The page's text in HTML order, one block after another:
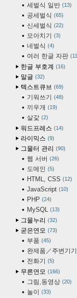
세벌식 일반 13
공세벌식 65
신세벌식 22
모아치기 3
네벌식 4
여러 한글 자판 11
한글 부호계 16
말글 32
텍스트큐브 69
기워쓰기 48
끼우개 19
살갗 2
워드프레스 14
라이믹스 9
그물터 관리 90
웹 서버 26
도메인 5
HTML, CSS 12
JavaScript 10
PHP 24
MySQL 13
그물누리 32
굳은연모 73
부품 45
완제품／주변기기
전화기 5
무른연모 166
그림,동영상 20
놀이 33